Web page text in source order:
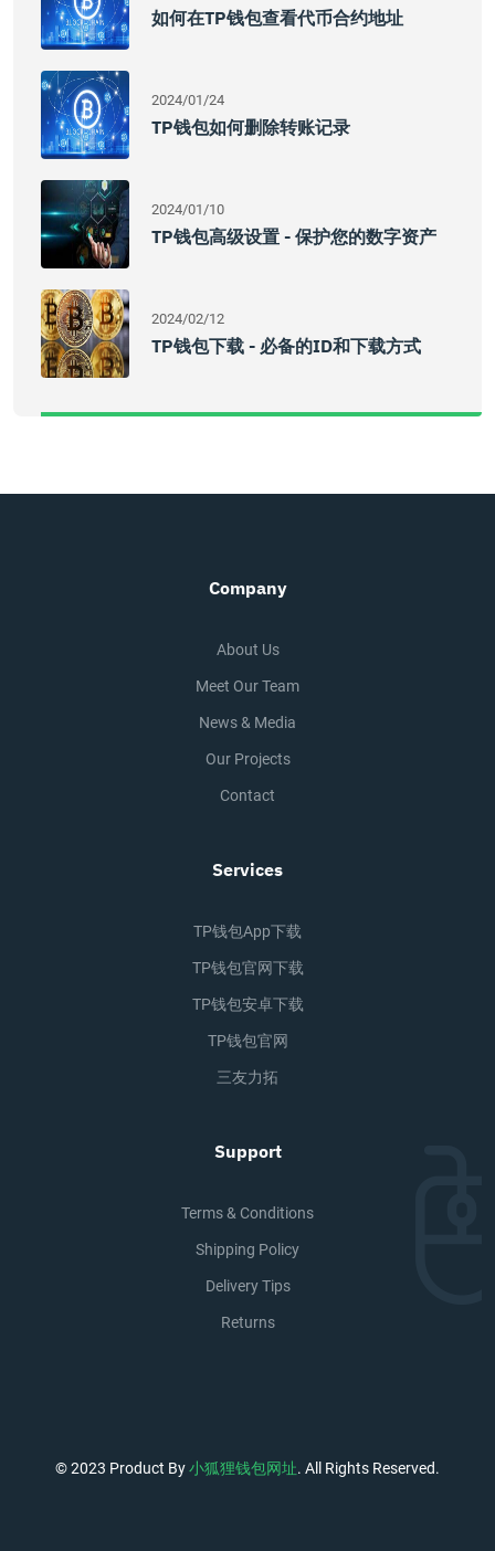
如何在TP钱包查看代币合约地址
2024/01/24
TP钱包如何删除转账记录
2024/01/10
TP钱包高级设置 - 保护您的数字资产
2024/02/12
TP钱包下载 - 必备的ID和下载方式
Company
About Us
Meet Our Team
News & Media
Our Projects
Contact
Services
TP钱包app下载
TP钱包官网下载
TP钱包安卓下载
TP钱包官网
三友力拓
Support
Terms & Conditions
Shipping Policy
Delivery Tips
Returns
© 2023 Product By小狐狸钱包网址. All Rights Reserved.